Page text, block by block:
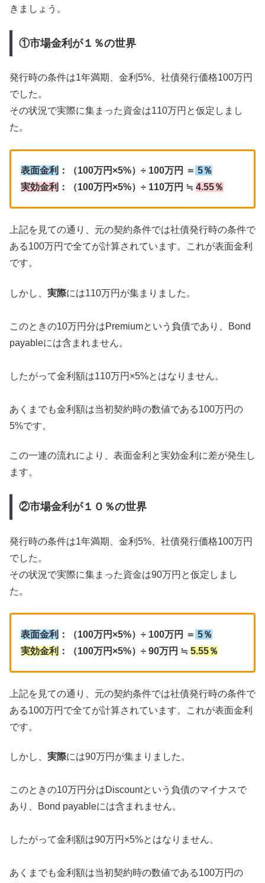
きましょう。
①市場金利が１％の世界
発行時の条件は1年満期、金利5%、社債発行価格100万円
でした。
その状況で実際に集まった資金は110万円と仮定しまし
た。
表面金利 ：（100万円×5%）÷ 100万円 ＝ 5％
実効金利 ：（100万円×5%）÷ 110万円 ≒ 4.55％
上記を見ての通り、元の契約条件では社債発行時の条件で
ある100万円で全てが計算されています。これが表面金利
です。
しかし、 実際には110万円が集まりました。
このときの10万円分はPremiumという負債であり、Bond
payableには含まれません。
したがって金利額は110万円×5%とはなりません。
あくまでも金利額は当初契約時の数値である100万円の
5%です。
この一連の流れにより、表面金利と実効金利に差が発生し
ます。
②市場金利が１０％の世界
発行時の条件は1年満期、金利5%、社債発行価格100万円
でした。
その状況で実際に集まった資金は90万円と仮定しまし
た。
表面金利 ：（100万円×5%）÷ 100万円 ＝ 5％
実効金利 ：（100万円×5%）÷ 90万円 ≒ 5.55％
上記を見ての通り、元の契約条件では社債発行時の条件で
ある100万円で全てが計算されています。これが表面金利
です。
しかし、 実際には90万円が集まりました。
このときの10万円分はDiscountという負債のマイナスで
あり、Bond payableには含まれません。
したがって金利額は90万円×5%とはなりません。
あくまでも金利額は当初契約時の数値である100万円の